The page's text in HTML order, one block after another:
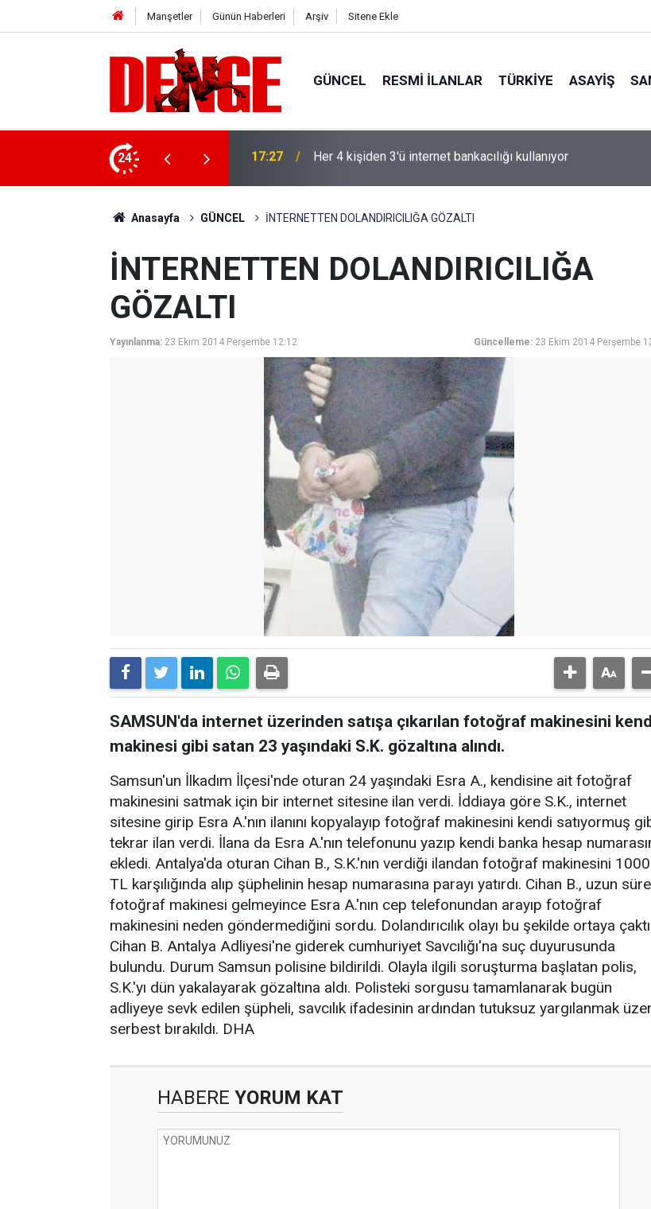
Manşetler Günün Haberleri Arşiv Sitene Ekle
GÜNCEL RESMI İLANLAR TÜRKİYE ASAYİŞ
24 17:23 Thorsten Fink yeni sezon rotasını çizdi
Anasayfa GÜNCEL İNTERNETTEN DOLANDIRICILIĞA GÖZALTI
İNTERNETTEN DOLANDIRICILIĞA
GÖZALTI
Yayınlanma: 23 Ekim 2014 Perşembe 12:12 Güncelleme: 23 Ekim 2014 Perşembe
SAMSUN'da internet üzerinden satışa çıkarılan fotoğraf makinesini
makinesi gibi satan 23 yaşındaki S.K. gözaltına alındı.
Samsun'un İlkadım İlçesi'nde oturan 24 yaşındaki Esra A., kendisine ait fotoğraf
makinesini satmak için bir internet sitesine ilan verdi. İddiaya göre S.K., internet
sitesine girip Esra A.'nın ilanını kopyalayıp fotoğraf makinesini kendi satıyormuş
tekrar ilan verdi. İlana da Esra A.'nın telefonunu yazıp kendi banka hesap
ekledi. Antalya'da oturan Cihan B., S.K.'nın verdiği ilandan fotoğraf makinesini 1000
TL karşılığında alıp şüphelinin hesap numarasına parayı yatırdı. Cihan B., uzun süre
fotoğraf makinesi gelmeyince Esra A.'nın cep telefonundan arayıp fotoğraf
makinesini neden göndermediğini sordu. Dolandırıcılık olayı bu şekilde ortaya
Cihan B. Antalya Adliyesi'ne giderek cumhuriyet Savcılığı'na suç duyurusunda
bulundu. Durum Samsun polisine bildirildi. Olayla ilgili soruşturma başlatan polis,
S.K.'yı dün yakalayarak gözaltına aldı. Polisteki sorgusu tamamlanarak bugün
adliyeye sevk edilen şüpheli, savcılık ifadesinin ardından tutuksuz yargılanmak
serbest bırakıldı. DHA
HABERE YORUM KAT